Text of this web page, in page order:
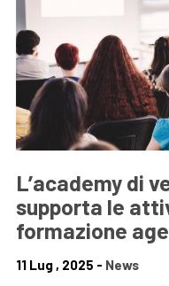
L’academy di
supporta le
formazione
11 Lug , 2025 - News